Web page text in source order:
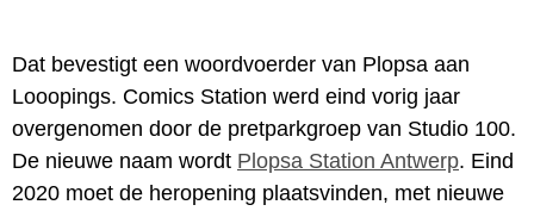
Dat bevestigt een woordvoerder van Plopsa aan
Looopings. Comics Station werd eind vorig jaar
overgenomen door de pretparkgroep van Studio 100.
De nieuwe naam wordt Plopsa Station Antwerp. Eind
2020 moet de heropening plaatsvinden, met nieuwe